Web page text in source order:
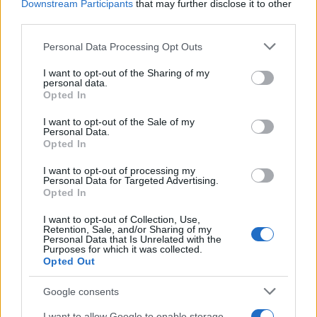
Downstream Participants that may further disclose it to other
Please note that this website/app uses one or more Google
not limited to your visit or usage behaviour. You may click to
grant or deny consent to Google and its third-party tags to
use your data for below specified purposes in below Google
consent section.
Personal Data Processing Opt Outs
I want to opt-out of the Sharing of my
personal data.
Opted In
I want to opt-out of the Sale of my
Personal Data.
Opted In
I want to opt-out of processing my
Personal Data for Targeted Advertising.
Opted In
I want to opt-out of Collection, Use,
Retention, Sale, and/or Sharing of my
Personal Data that Is Unrelated with the
Purposes for which it was collected.
Opted Out
Google consents
Το «Make America Great Again» το νέο «England
Prevails»;
Από την άλλη, έχουμε μία κρίσιμη εκλογική
διαδικασία, που αναμένεται να εξελιχθεί σε θρίλερ,
στην οποία ένα (πολύ) πιθανό αποτέλεσμα είναι η